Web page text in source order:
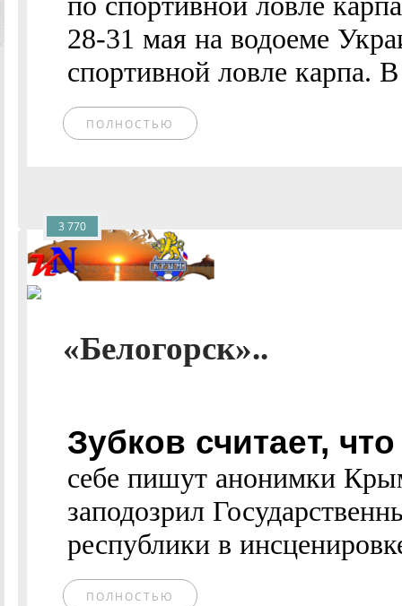
28-31 мая на водоеме
спортивной ловле карпа.
ПОЛНОСТЬЮ
«Белогорск»..
Зубков считает,
себе пишут анонимки
заподозрил
республики в
ПОЛНОСТЬЮ
3 770